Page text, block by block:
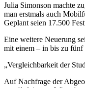
Julia Simonson machte
man erstmals auch
Geplant seien 17.500
Eine weitere Neuerung
mit einem – in bis zu fünf
„Vergleichbarkeit der
Auf Nachfrage der